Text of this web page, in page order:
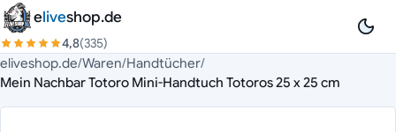
Zum Inhalt springen
eliveshop.de
4,8(335)
eliveshop.de/Waren/Handtücher/
Mein Nachbar Totoro Mini-Handtuch Totoros 25 x 25 cm